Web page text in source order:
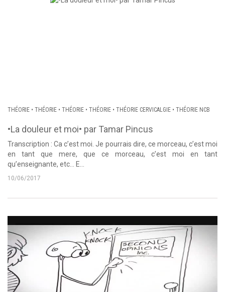
THÉORIE • THÉORIE • THÉORIE • THÉORIE • THÉORIE CERVICALGIE • THÉORIE NCB
•La douleur et moi• par Tamar Pincus
Transcription : Ca c’est moi. Je pourrais dire, ce morceau, c’est moi
en tant que mere, que ce morceau, c’est moi en tant
qu’enseignante, etc… E...
10/06/2017